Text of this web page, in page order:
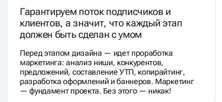
Гарантируем поток подписчиков и
клиентов, а значит, что каждый этап
должен быть сделан с умом
Перед этапом дизайна — идет проработка
маркетинга: анализ ниши, конкурентов,
предложений, составление УТП, копирайтинг,
разработка оформлений и баннеров. Маркетинг